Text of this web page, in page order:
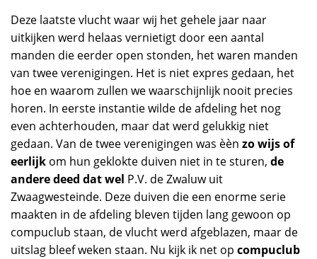
Deze laatste vlucht waar wij het gehele jaar naar
uitkijken werd helaas vernietigt door een aantal
manden die eerder open stonden, het waren manden
van twee verenigingen. Het is niet expres gedaan, het
hoe en waarom zullen we waarschijnlijk nooit precies
horen. In eerste instantie wilde de afdeling het nog
even achterhouden, maar dat werd gelukkig niet
gedaan. Van de twee verenigingen was èèn zo wijs of
eerlijk om hun geklokte duiven niet in te sturen, de
andere deed dat wel P.V. de Zwaluw uit
Zwaagwesteinde. Deze duiven die een enorme serie
maakten in de afdeling bleven tijden lang gewoon op
compuclub staan, de vlucht werd afgeblazen, maar de
uitslag bleef weken staan. Nu kijk ik net op compuclub